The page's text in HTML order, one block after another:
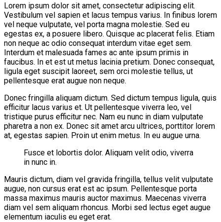
Lorem ipsum dolor sit amet, consectetur adipiscing elit.
Vestibulum vel sapien et lacus tempus varius. In finibus lorem
vel neque vulputate, vel porta magna molestie. Sed eu
egestas ex, a posuere libero. Quisque ac placerat felis. Etiam
non neque ac odio consequat interdum vitae eget sem.
Interdum et malesuada fames ac ante ipsum primis in
faucibus. In et est ut metus lacinia pretium. Donec consequat,
ligula eget suscipit laoreet, sem orci molestie tellus, ut
pellentesque erat augue non neque.
Donec fringilla aliquam dictum. Sed dictum tempus ligula, quis
efficitur lacus varius et. Ut pellentesque viverra leo, vel
tristique purus efficitur nec. Nam eu nunc in diam vulputate
pharetra a non ex. Donec sit amet arcu ultrices, porttitor lorem
at, egestas sapien. Proin ut enim metus. In eu augue urna.
Fusce et lobortis dolor. Aliquam velit odio, viverra
in nunc in.
Mauris dictum, diam vel gravida fringilla, tellus velit vulputate
augue, non cursus erat est ac ipsum. Pellentesque porta
massa maximus mauris auctor maximus. Maecenas viverra
diam vel sem aliquam rhoncus. Morbi sed lectus eget augue
elementum iaculis eu eget erat.